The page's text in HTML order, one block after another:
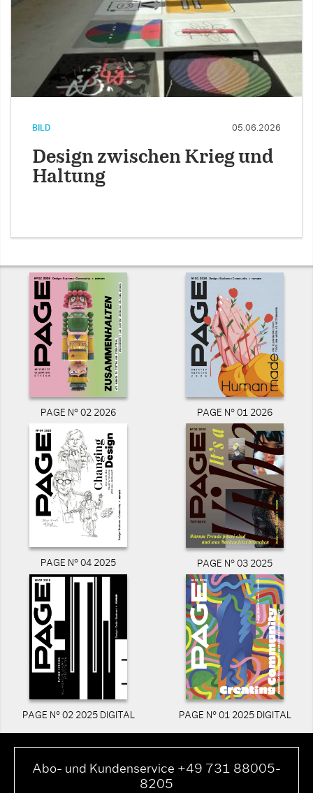
BILD 05.06.2026
Design zwischen Krieg und
Haltung
PAGE N° 02 2026 PAGE N° 01 2026
PAGE N° 04 2025 PAGE N° 03 2025
PAGE N° 02 2025 DIGITAL PAGE N° 01 2025 DIGITAL
Abo- und Kundenservice +49 731 88005-
8205